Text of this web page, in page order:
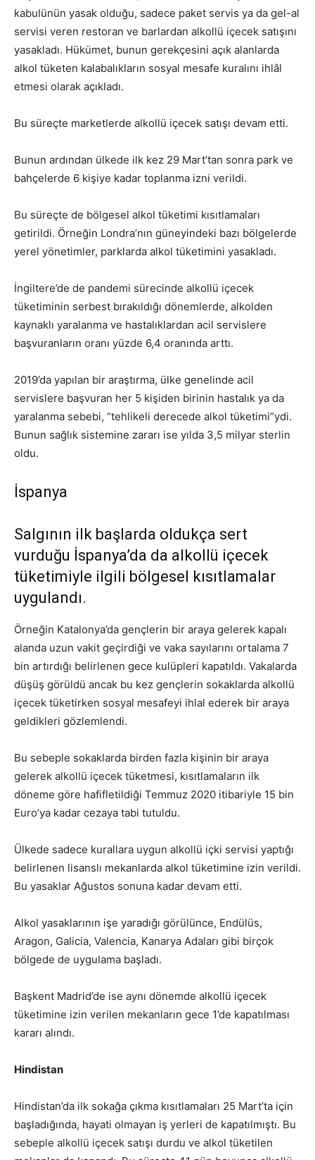
kabulünün yasak olduğu, sadece paket servis ya da gel-al
servisi veren restoran ve barlardan alkollü içecek satışını
yasakladı. Hükümet, bunun gerekçesini açık alanlarda
alkol tüketen kalabalıkların sosyal mesafe kuralını ihlâl
etmesi olarak açıkladı.
Bu süreçte marketlerde alkollü içecek satışı devam etti.
Bunun ardından ülkede ilk kez 29 Mart’tan sonra park ve
bahçelerde 6 kişiye kadar toplanma izni verildi.
Bu süreçte de bölgesel alkol tüketimi kısıtlamaları
getirildi. Örneğin Londra’nın güneyindeki bazı bölgelerde
yerel yönetimler, parklarda alkol tüketimini yasakladı.
İngiltere’de de pandemi sürecinde alkollü içecek
tüketiminin serbest bırakıldığı dönemlerde, alkolden
kaynaklı yaralanma ve hastalıklardan acil servislere
başvuranların oranı yüzde 6,4 oranında arttı.
2019’da yapılan bir araştırma, ülke genelinde acil
servislere başvuran her 5 kişiden birinin hastalık ya da
yaralanma sebebi, “tehlikeli derecede alkol tüketimi”ydi.
Bunun sağlık sistemine zararı ise yılda 3,5 milyar sterlin
oldu.
İspanya
Salgının ilk başlarda oldukça sert
vurduğu İspanya’da da alkollü içecek
tüketimiyle ilgili bölgesel kısıtlamalar
uygulandı.
Örneğin Katalonya’da gençlerin bir araya gelerek kapalı
alanda uzun vakit geçirdiği ve vaka sayılarını ortalama 7
bin artırdığı belirlenen gece kulüpleri kapatıldı. Vakalarda
düşüş görüldü ancak bu kez gençlerin sokaklarda alkollü
içecek tüketirken sosyal mesafeyi ihlal ederek bir araya
geldikleri gözlemlendi.
Bu sebeple sokaklarda birden fazla kişinin bir araya
gelerek alkollü içecek tüketmesi, kısıtlamaların ilk
döneme göre hafifletildiği Temmuz 2020 itibariyle 15 bin
Euro’ya kadar cezaya tabi tutuldu.
Ülkede sadece kurallara uygun alkollü içki servisi yaptığı
belirlenen lisanslı mekanlarda alkol tüketimine izin verildi.
Bu yasaklar Ağustos sonuna kadar devam etti.
Alkol yasaklarının işe yaradığı görülünce, Endülüs,
Aragon, Galicia, Valencia, Kanarya Adaları gibi birçok
bölgede de uygulama başladı.
Başkent Madrid’de ise aynı dönemde alkollü içecek
tüketimine izin verilen mekanların gece 1’de kapatılması
kararı alındı.
Hindistan
Hindistan’da ilk sokağa çıkma kısıtlamaları 25 Mart’ta için
başladığında, hayati olmayan iş yerleri de kapatılmıştı. Bu
sebeple alkollü içecek satışı durdu ve alkol tüketilen